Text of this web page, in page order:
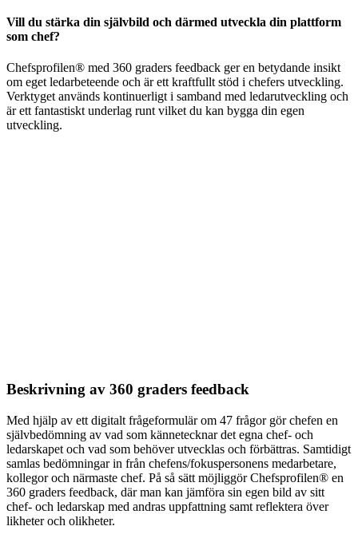
Vill du stärka din självbild och därmed utveckla din plattform
som chef?
Chefsprofilen® med 360 graders feedback ger en betydande insikt
om eget ledarbeteende och är ett kraftfullt stöd i chefers utveckling.
Verktyget används kontinuerligt i samband med ledarutveckling och
är ett fantastiskt underlag runt vilket du kan bygga din egen
utveckling.
Beskrivning av 360 graders feedback
Med hjälp av ett digitalt frågeformulär om 47 frågor gör chefen en
självbedömning av vad som kännetecknar det egna chef- och
ledarskapet och vad som behöver utvecklas och förbättras. Samtidigt
samlas bedömningar in från chefens/fokuspersonens medarbetare,
kollegor och närmaste chef. På så sätt möjliggör Chefsprofilen® en
360 graders feedback, där man kan jämföra sin egen bild av sitt
chef- och ledarskap med andras uppfattning samt reflektera över
likheter och olikheter.